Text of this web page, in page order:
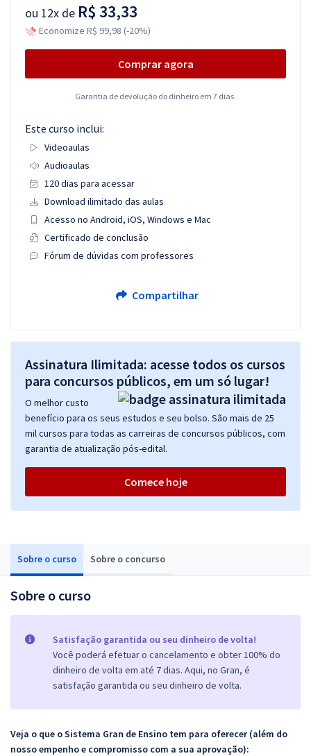
Sobre o curso Sobre o concurso
Sobre o curso
Satisfação garantida ou seu dinheiro de volta!
Você poderá efetuar o cancelamento e obter 100% do
dinheiro de volta em até 7 dias. Aqui, no Gran, é
satisfação garantida ou seu dinheiro de volta.
Veja o que o Sistema Gran de Ensino tem para oferecer (além do
nosso empenho e compromisso com a sua aprovação):
ou 12x de R$ 33,33
Economize R$ 99,98 (-20%)
Comprar agora
Garantia de devolução do dinheiro em 7 dias.
Este curso inclui:
Videoaulas
Audioaulas
120 dias para acessar
Download ilimitado das aulas
Acesso no Android, iOS, Windows e Mac
Certificado de conclusão
Fórum de dúvidas com professores
Compartilhar
Assinatura Ilimitada: acesse todos os cursos
para concursos públicos, em um só lugar!
O melhor custo
benefício para os seus estudos e seu bolso. São mais de 25
mil cursos para todas as carreiras de concursos públicos, com
garantia de atualização pós-edital.
Comece hoje